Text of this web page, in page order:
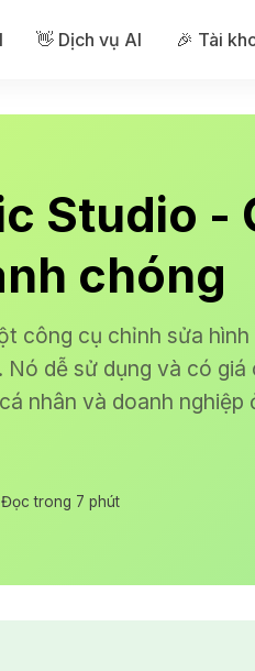
👋 Dịch vụ AI 🎉 Tài
Studio
chóng
công cụ chỉnh sửa
Nó dễ sử dụng và có
nhân và doanh nghiệp
Đọc trong 7 phút